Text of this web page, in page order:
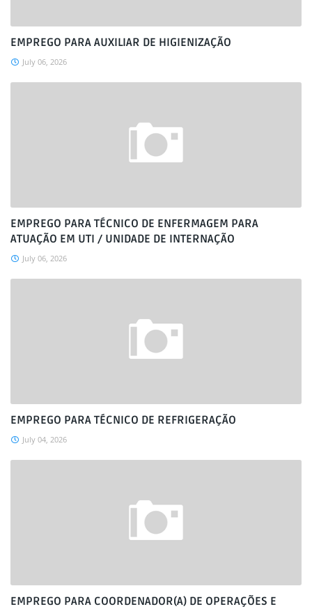
EMPREGO PARA AUXILIAR DE HIGIENIZAÇÃO
July 06, 2026
EMPREGO PARA TÉCNICO DE ENFERMAGEM PARA
ATUAÇÃO EM UTI / UNIDADE DE INTERNAÇÃO
July 06, 2026
EMPREGO PARA TÉCNICO DE REFRIGERAÇÃO
July 04, 2026
EMPREGO PARA COORDENADOR(A) DE OPERAÇÕES E